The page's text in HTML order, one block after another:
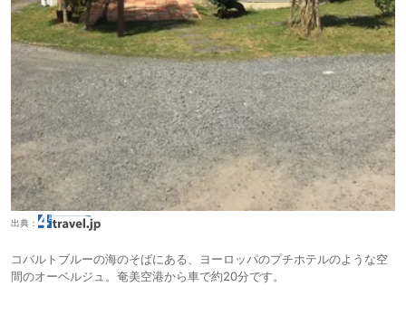
出典：
コバルトブルーの海のそばにある、ヨーロッパのプチホテルのような空
間のオーベルジュ。奄美空港から車で約20分です。